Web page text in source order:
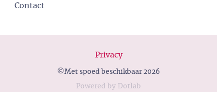
Contact
Privacy
©Met spoed beschikbaar 2026
Powered by Dotlab